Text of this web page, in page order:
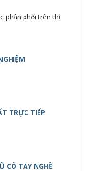
phân phối trên thị
TRỰC TIẾP
CÓ TAY NGHỀ